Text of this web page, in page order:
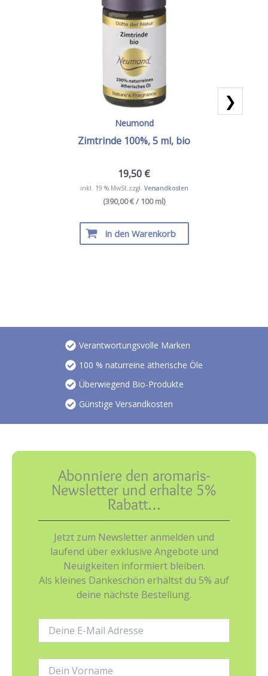
Neumond
Zimtrinde 100%, 5 ml, bio
19,50 €
inkl. 19 % MwSt.zzgl. Versandkosten
(390,00 € / 100 ml)
In den Warenkorb
❯
Verantwortungsvolle Marken
100 % naturreine ätherische Öle
Überwiegend Bio-Produkte
Günstige Versandkosten
Abonniere den aromaris-
Newsletter und erhalte 5%
Rabatt…
Jetzt zum Newsletter anmelden und
laufend über exklusive Angebote und
Neuigkeiten informiert bleiben.
Als kleines Dankeschön erhältst du 5% auf
deine nächste Bestellung.
Mail-